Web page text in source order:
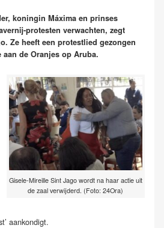
koningin Máxima en prinses
protesten verwachten, zegt
Ze heeft een protestlied gezongen
de Oranjes op Aruba.
Gisele-Mireille Sint Jago wordt na haar actie uit
de zaal verwijderd. (Foto: 24Ora)
aankondigt.